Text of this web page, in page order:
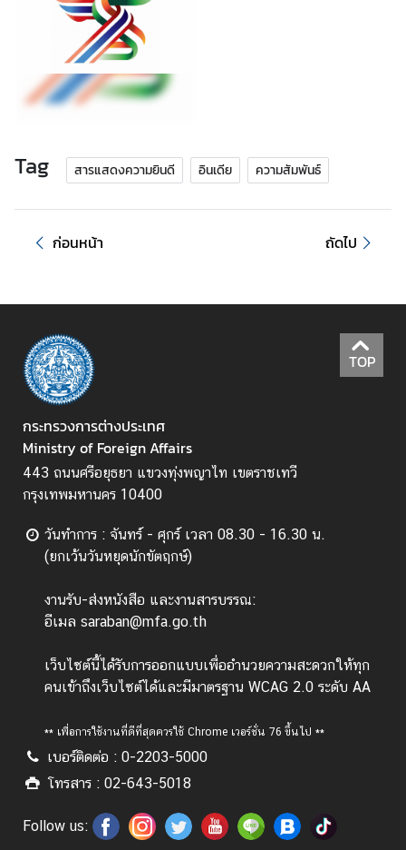
ท
ย
กั
า
ศู
ย์
ข่
า
ว
ป
ร
ก
า
แ
ล
อื่
น
T
h
i
Tag สารแสดงความยินดี อินเดีย ความสัมพันธ์
ก่อนหน้า ถัดไป
TOP
กระทรวงการต่างประเทศ
Ministry of Foreign Affairs
443 ถนนศรีอยุธยา แขวงทุ่งพญาไท เขตราชเทวี
กรุงเทพมหานคร 10400
วันทำการ : จันทร์ - ศุกร์ เวลา 08.30 - 16.30 น.
(ยกเว้นวันหยุดนักขัตฤกษ์)
งานรับ-ส่งหนังสือ และงานสารบรรณ:
อีเมล saraban@mfa.go.th
เว็บไซต์นี้ได้รับการออกแบบเพื่ออำนวยความสะดวกให้ทุก
คนเข้าถึงเว็บไซต์ได้และมีมาตรฐาน WCAG 2.0 ระดับ AA
** เพื่อการใช้งานที่ดีที่สุดควรใช้ Chrome เวอร์ชั่น 76 ขึ้นไป **
เบอร์ติดต่อ : 0-2203-5000
โทรสาร : 02-643-5018
Follow us: